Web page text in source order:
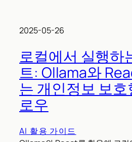
2025-05-26
로컬에서 실행하
트: Ollama와
는 개인정보 보호
로우
AI 활용 가이드